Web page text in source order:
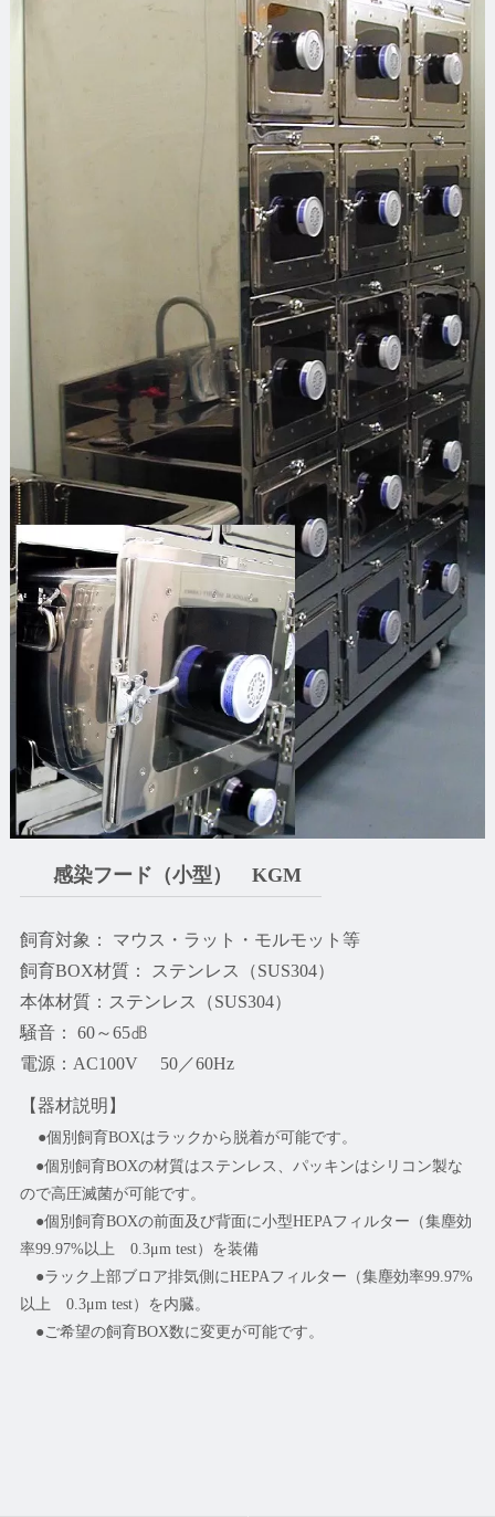
感染フード（小型） KGM
飼育対象： マウス・ラット・モルモット等
飼育BOX材質： ステンレス（SUS304）
本体材質：ステンレス（SUS304）
騒音： 60～65㏈
電源：AC100V 50／60Hz
【器材説明】
●個別飼育BOXはラックから脱着が可能です。
●個別飼育BOXの材質はステンレス、パッキンはシリコン製な
ので高圧滅菌が可能です。
●個別飼育BOXの前面及び背面に小型HEPAフィルター（集塵効
率99.97%以上 0.3μm test）を装備
●ラック上部ブロア排気側にHEPAフィルター（集塵効率99.97%
以上 0.3μm test）を内臓。
●ご希望の飼育BOX数に変更が可能です。